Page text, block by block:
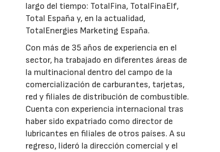
largo del tiempo: TotalFina, TotalFinaElf,
Total España y, en la actualidad,
TotalEnergies Marketing España.
Con más de 35 años de experiencia en el
sector, ha trabajado en diferentes áreas de
la multinacional dentro del campo de la
comercialización de carburantes, tarjetas,
red y filiales de distribución de combustible.
Cuenta con experiencia internacional tras
haber sido expatriado como director de
lubricantes en filiales de otros países. A su
regreso, lideró la dirección comercial y el